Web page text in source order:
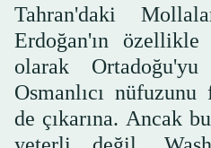
Tahran'daki
Erdoğan'ın
olarak
Osmanlıcı
de çıkarına. Ancak